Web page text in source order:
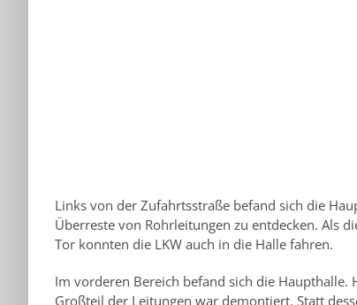
Links von der Zufahrtsstraße befand sich die
Überreste von Rohrleitungen zu entdecken. Als
Tor konnten die LKW auch in die Halle fahren.
Im vorderen Bereich befand sich die
Großteil der Leitungen war demontiert. Statt